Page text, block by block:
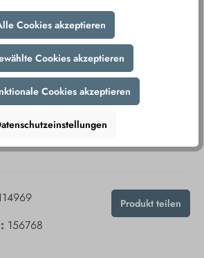
bestellen
sicheren Zahlungsmethoden und
Datenübertragung gewährleisten wir
sorgenfreies Einkaufserlebnis.
Produkt teilen
156768
Cookies akzeptieren
Cookies akzeptieren
Cookies akzeptieren